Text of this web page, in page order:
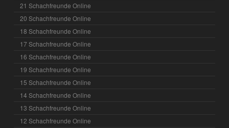
21 Schachfreunde Online
20 Schachfreunde Online
18 Schachfreunde Online
17 Schachfreunde Online
16 Schachfreunde Online
19 Schachfreunde Online
15 Schachfreunde Online
14 Schachfreunde Online
13 Schachfreunde Online
12 Schachfreunde Online